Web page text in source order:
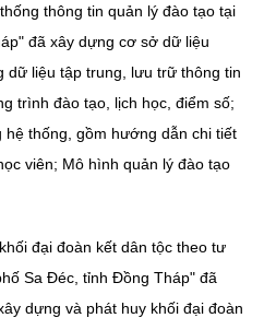
Góp ý
và Công nghệ (MST)
Thị Hải Hằng
Khoa học và Công nghệ.
- 18 Nguyễn Du, TP. Hà Nội
Học và Công Nghệ
khi phát hành lại thông tin từ
thông tin quản lý đào tạo tại
đã xây dựng cơ sở dữ liệu
dữ liệu tập trung, lưu trữ thông tin
trình đào tạo, lịch học, điểm số;
thống, gồm hướng dẫn chi tiết
viên; Mô hình quản lý đào tạo
đại đoàn kết dân tộc theo tư
Sa Đéc, tỉnh Đồng Tháp" đã
dựng và phát huy khối đại đoàn